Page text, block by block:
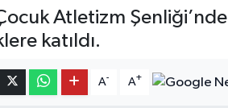
Atletizm Şenliği’nde
katıldı.
A- A+